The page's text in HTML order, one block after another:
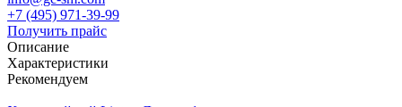
+7 (495) 971-39-99
Получить прайс
Описание
Характеристики
Рекомендуем